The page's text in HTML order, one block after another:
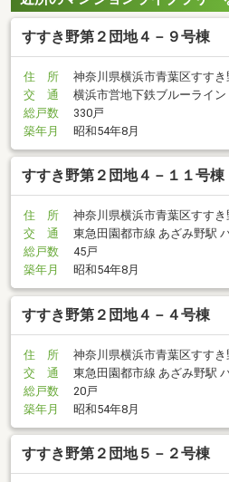
すすき野第２団地４－９号棟
住 所
神奈川県横浜市青葉区すす
交 通
横浜市営地下鉄ブルーライ
総戸数
330戸
築年月
昭和54年8月
すすき野第２団地４－１１号棟
住 所
神奈川県横浜市青葉区すす
交 通
東急田園都市線 あざみ野駅
総戸数
45戸
築年月
昭和54年8月
すすき野第２団地４－４号棟
住 所
神奈川県横浜市青葉区すす
交 通
東急田園都市線 あざみ野駅
総戸数
20戸
築年月
昭和54年8月
すすき野第２団地５－２号棟